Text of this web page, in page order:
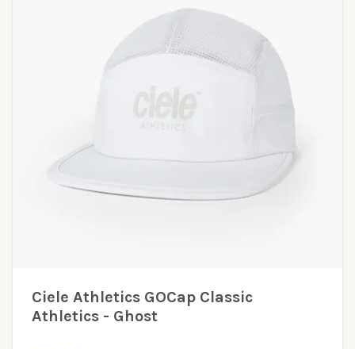
Ciele Athletics GOCap Classic
Athletics - Ghost